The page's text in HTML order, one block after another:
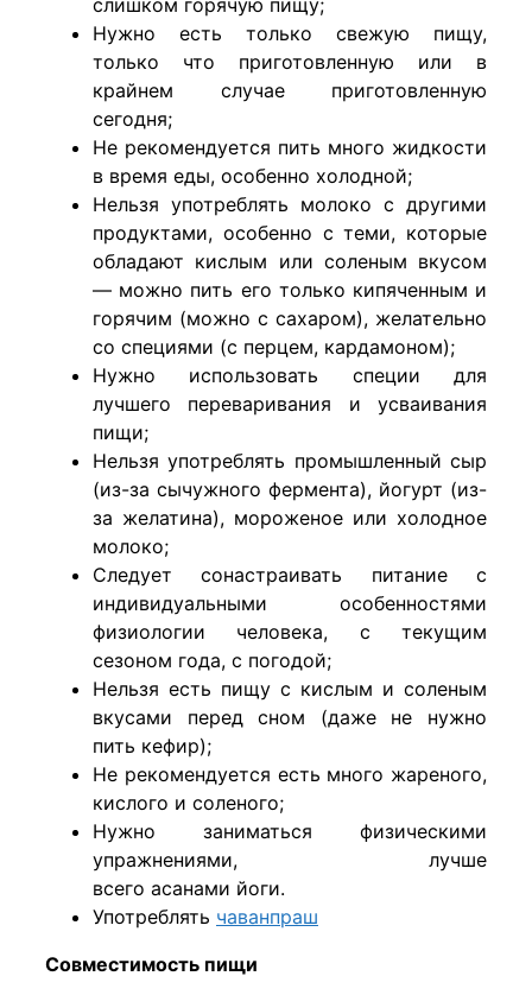
слишком горячую пищу;
Нужно есть только свежую пищу,
только что приготовленную или в
крайнем случае приготовленную
сегодня;
Не рекомендуется пить много жидкости
в время еды, особенно холодной;
Нельзя употреблять молоко с другими
продуктами, особенно с теми, которые
обладают кислым или соленым вкусом
— можно пить его только кипяченным и
горячим (можно с сахаром), желательно
со специями (с перцем, кардамоном);
Нужно использовать специи для
лучшего переваривания и усваивания
пищи;
Нельзя употреблять промышленный сыр
(из-за сычужного фермента), йогурт (из-
за желатина), мороженое или холодное
молоко;
Следует сонастраивать питание с
индивидуальными особенностями
физиологии человека, с текущим
сезоном года, с погодой;
Нельзя есть пищу с кислым и соленым
вкусами перед сном (даже не нужно
пить кефир);
Не рекомендуется есть много жареного,
кислого и соленого;
Нужно заниматься физическими
упражнениями, лучше
всего асанами йоги.
Употреблять чаванпраш
Cовместимость пищи